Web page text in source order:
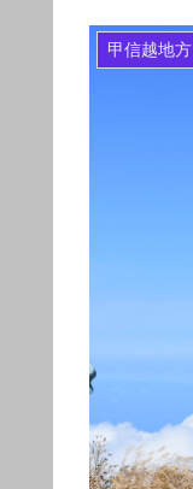
甲信越地方